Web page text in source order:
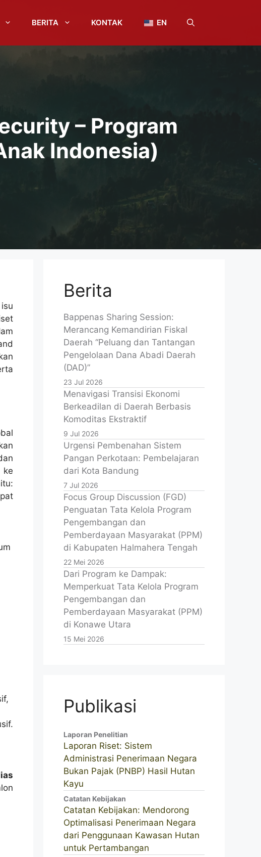
BERITA KONTAK EN
– Program
Indonesia)
ke
Berita
Bappenas Sharing Session:
Merancang Kemandirian Fiskal
Daerah “Peluang dan Tantangan
Pengelolaan Dana Abadi Daerah
(DAD)”
23 Jul 2026
Menavigasi Transisi Ekonomi
Berkeadilan di Daerah Berbasis
Komoditas Ekstraktif
9 Jul 2026
Urgensi Pembenahan Sistem
Pangan Perkotaan: Pembelajaran
dari Kota Bandung
7 Jul 2026
Focus Group Discussion (FGD)
Penguatan Tata Kelola Program
Pengembangan dan
Pemberdayaan Masyarakat (PPM)
di Kabupaten Halmahera Tengah
22 Mei 2026
Dari Program ke Dampak:
Memperkuat Tata Kelola Program
Pengembangan dan
Pemberdayaan Masyarakat (PPM)
di Konawe Utara
15 Mei 2026
Publikasi
Laporan Penelitian
Laporan Riset: Sistem
Administrasi Penerimaan Negara
Bukan Pajak (PNBP) Hasil Hutan
Kayu
Catatan Kebijakan
Catatan Kebijakan: Mendorong
Optimalisasi Penerimaan Negara
dari Penggunaan Kawasan Hutan
untuk Pertambangan